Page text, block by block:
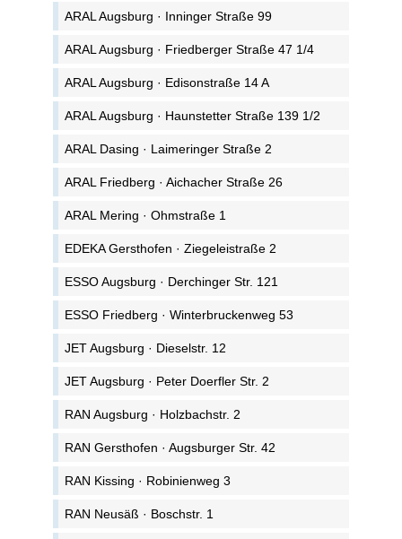
ARAL Augsburg · Inninger Straße 99
ARAL Augsburg · Friedberger Straße 47 1/4
ARAL Augsburg · Edisonstraße 14 A
ARAL Augsburg · Haunstetter Straße 139 1/2
ARAL Dasing · Laimeringer Straße 2
ARAL Friedberg · Aichacher Straße 26
ARAL Mering · Ohmstraße 1
EDEKA Gersthofen · Ziegeleistraße 2
ESSO Augsburg · Derchinger Str. 121
ESSO Friedberg · Winterbruckenweg 53
JET Augsburg · Dieselstr. 12
JET Augsburg · Peter Doerfler Str. 2
RAN Augsburg · Holzbachstr. 2
RAN Gersthofen · Augsburger Str. 42
RAN Kissing · Robinienweg 3
RAN Neusäß · Boschstr. 1